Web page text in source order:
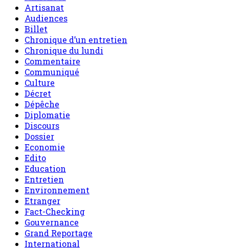
Artisanat
Audiences
Billet
Chronique d’un entretien
Chronique du lundi
Commentaire
Communiqué
Culture
Décret
Dépêche
Diplomatie
Discours
Dossier
Economie
Edito
Education
Entretien
Environnement
Etranger
Fact-Checking
Gouvernance
Grand Reportage
International